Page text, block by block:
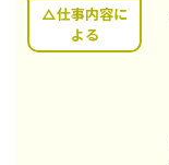
△仕事内容に
よる